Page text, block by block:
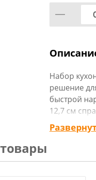
Набор
решение
быстрой
12,7 см
нож 9 см
продуктов